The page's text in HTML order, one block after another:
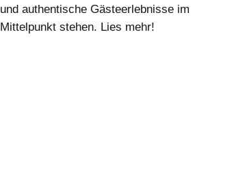
und authentische Gästeerlebnisse im
Mittelpunkt stehen. Lies mehr!